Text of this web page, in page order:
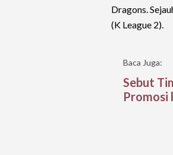
Dragons.
(K League 2).
Baca Juga:
Sebut
Promosi